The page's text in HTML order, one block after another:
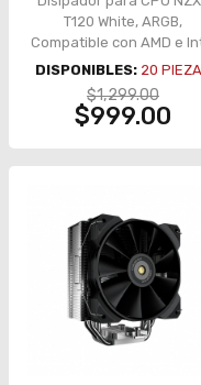
T120 White, ARGB,
Compatible con AMD e
- RC-TR120-W1
DISPONIBLES: 20
$1,299.00
$999.00